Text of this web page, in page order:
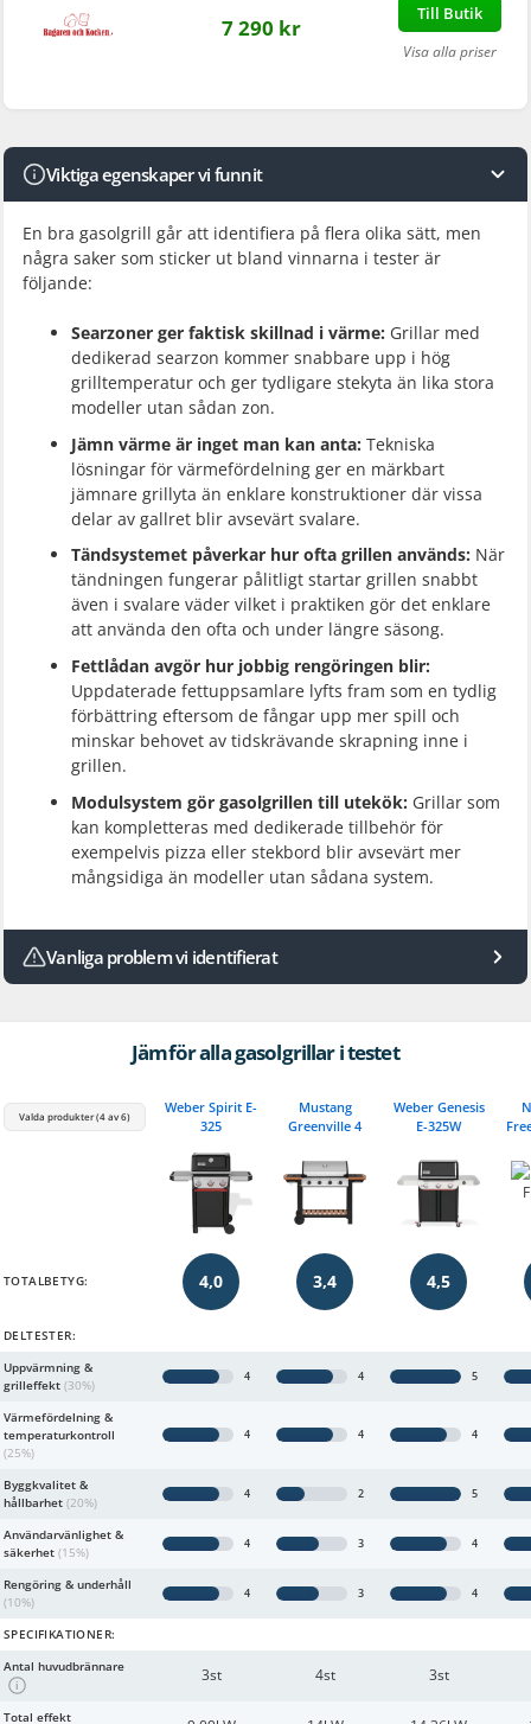
7 290 kr
Till Butik
Visa alla priser
Viktiga egenskaper vi funnit
En bra gasolgrill går att identifiera på flera olika sätt, men
några saker som sticker ut bland vinnarna i tester är
följande:
Searzoner ger faktisk skillnad i värme: Grillar med
dedikerad searzon kommer snabbare upp i hög
grilltemperatur och ger tydligare stekyta än lika stora
modeller utan sådan zon.
Jämn värme är inget man kan anta: Tekniska
lösningar för värmefördelning ger en märkbart
jämnare grillyta än enklare konstruktioner där vissa
delar av gallret blir avsevärt svalare.
Tändsystemet påverkar hur ofta grillen används: När
tändningen fungerar pålitligt startar grillen snabbt
även i svalare väder vilket i praktiken gör det enklare
att använda den ofta och under längre säsong.
Fettlådan avgör hur jobbig rengöringen blir:
Uppdaterade fettuppsamlare lyfts fram som en tydlig
förbättring eftersom de fångar upp mer spill och
minskar behovet av tidskrävande skrapning inne i
grillen.
Modulsystem gör gasolgrillen till utekök: Grillar som
kan kompletteras med dedikerade tillbehör för
exempelvis pizza eller stekbord blir avsevärt mer
mångsidiga än modeller utan sådana system.
Vanliga problem vi identifierat
Jämför alla gasolgrillar i testet
Valda produkter (4 av 6)
Weber Spirit E-
325
Mustang
Greenville 4
Weber Genesis
E-325W
TOTALBETYG: 4,0 3,4 4,5
DELTESTER:
Uppvärmning &
grilleffekt (30%) 4 4 5
Värmefördelning &
temperaturkontroll
(25%)
4 4 4
Byggkvalitet &
hållbarhet (20%) 4 2 5
Användarvänlighet &
säkerhet (15%) 4 3 4
Rengöring & underhåll
(10%)
4 3 4
SPECIFIKATIONER:
Antal huvudbrännare
i
3st 4st 3st
Total effekt